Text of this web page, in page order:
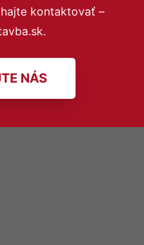
kontaktovať –
NÁS